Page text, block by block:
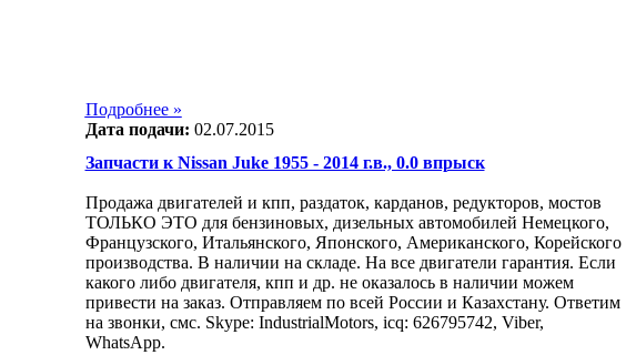
Подробнее »
Дата подачи: 02.07.2015
Запчасти к Nissan Juke 1955 - 2014 г.в., 0.0 впрыск
Продажа двигателей и кпп, раздаток, карданов, редукторов, мостов
ТОЛЬКО ЭТО для бензиновых, дизельных автомобилей Немецкого,
Французcкого, Итальянского, Японского, Американского, Корейского
производства. В наличии на складе. На все двигатели гарантия. Если
какого либо двигателя, кпп и др. не оказалось в наличии можем
привести на заказ. Отправляем по всей России и Казахстану. Ответим
на звонки, смс. Skype: IndustrialMotors, icq: 626795742, Viber,
WhatsApp.